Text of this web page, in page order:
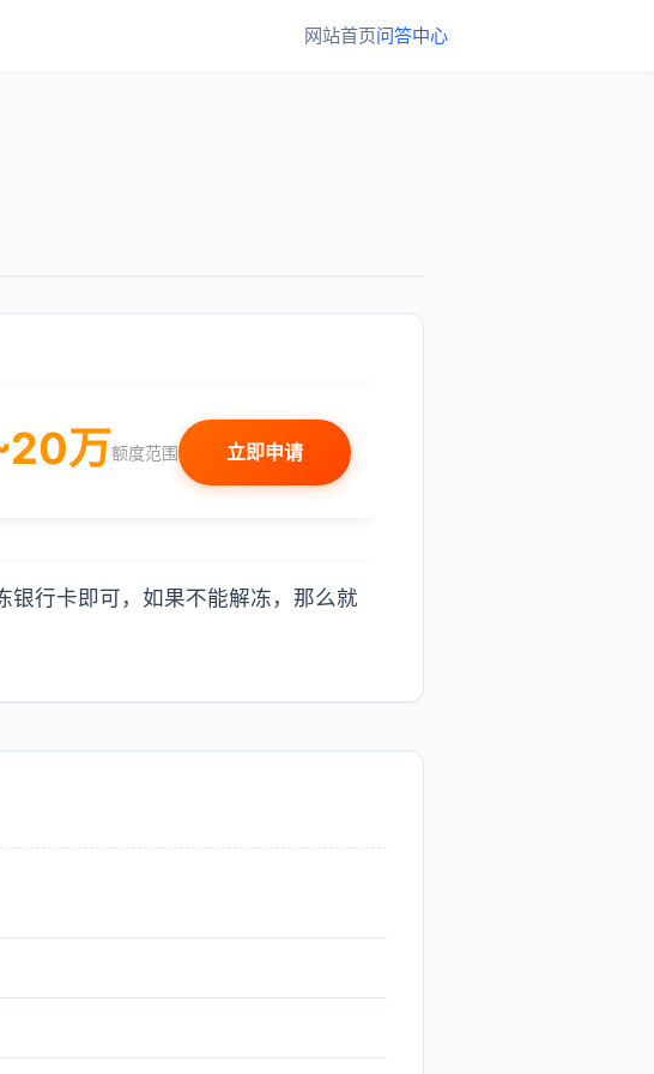
网站首页问答中心
万额度范围 立即申请
银行卡即可，如果不能解冻，那么就